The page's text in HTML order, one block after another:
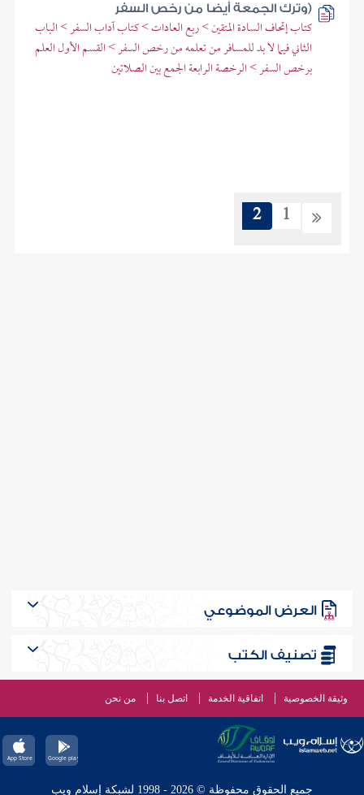
(وترك الجمعة أيضا من رخص السفر
كتاب إتحاف السادة المتقين > ربع العادات > كتاب آداب السفر > الباب
الثاني فيما لا بد للمسافر من تعلمه من رخص السفر > القسم الأول العلم
برخص السفر > الرخصة الرابعة الجمع بين الصلاتين
1
2
العرض الموضوعي
تصنيف الكتب
وثيقة الخصوصية اتفاقية الخدمة اتصل بنا من نحن
جميع الحقوق محفوظة © 2026 - 1998 لشبكة إسلام ويب